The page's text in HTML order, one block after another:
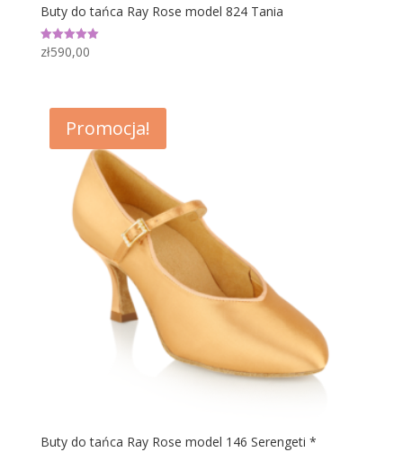
Buty do tańca Ray Rose model 824 Tania
Oceniono
5.00
zł590,00
Promocja!
Buty do tańca Ray Rose model 146 Serengeti *